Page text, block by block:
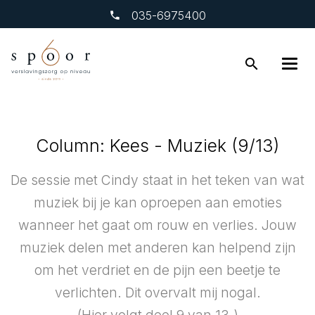
‎035-6975400
search
Column: Kees - Muziek (9/13)
De sessie met Cindy staat in het teken van wat
muziek bij je kan oproepen aan emoties
wanneer het gaat om rouw en verlies. Jouw
muziek delen met anderen kan helpend zijn
om het verdriet en de pijn een beetje te
verlichten. Dit overvalt mij nogal.